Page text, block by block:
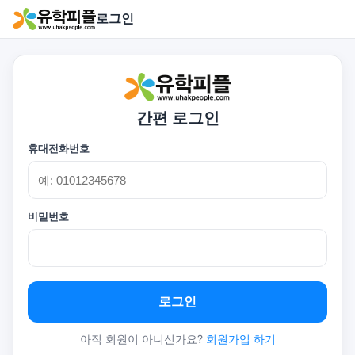
로그인
간편 로그인
휴대전화번호
비밀번호
로그인
아직 회원이 아니신가요? 회원가입 하기